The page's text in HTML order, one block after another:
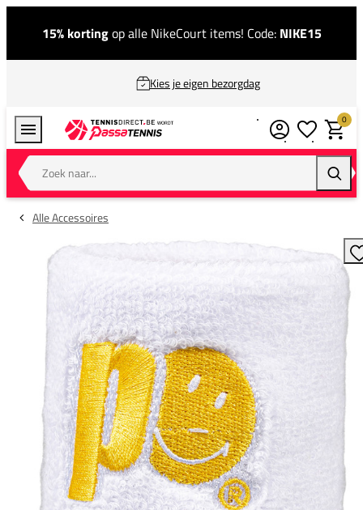
15% kortingop alle NikeCourt items! Code: NIKE15
Kies je eigen bezorgdag
Zoek naar...
0
Alle Accessoires